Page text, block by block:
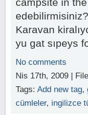
Karavan
yu gat sıpeys
No comments
Nis 17th, 2009 |
Tags: Add new tag,
cümleler, ingilizce